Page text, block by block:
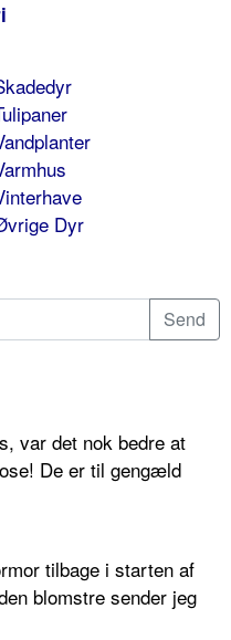
Dyr
var det nok bedre at
De er til gengæld
tilbage i starten af
blomstre sender jeg